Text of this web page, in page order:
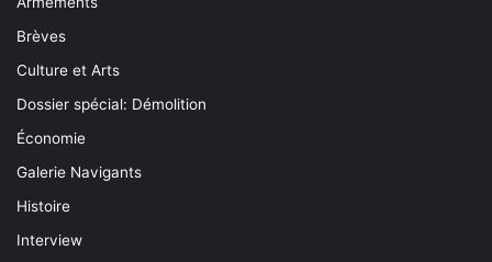
Brèves
Culture et Arts
Dossier spécial: Démolition
Économie
Galerie Navigants
Histoire
Interview